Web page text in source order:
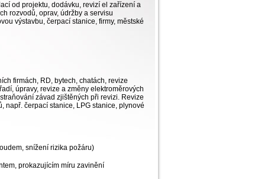
od projektu, dodávku, revizí el zařízení a
rozvodů, oprav, údržby a servisu
výstavbu, čerpací stanice, firmy, městské
firmách, RD, bytech, chatách, revize
úpravy, revize a změny elektroměrových
závad zjištěných při revizi. Revize
např. čerpací stanice, LPG stanice, plynové
snížení rizika požáru)
prokazujícím míru zavinění